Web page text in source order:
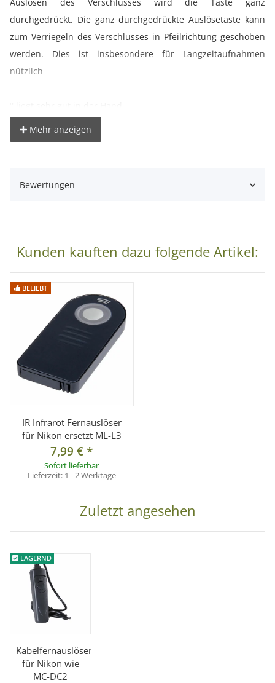
durchgedrückt. Die ganz durchgedrückte Auslösetaste kann
zum Verriegeln des Verschlusses in Pfeilrichtung geschoben
werden. Dies ist insbesondere für Langzeitaufnahmen
nützlich
° Auslösen ohne Erschütterung
° keine Batterie nötig
° Farbe: schwarz
° Gewicht: 54g
Passend für Kameras von z. B.
° für Coolpix A, D90, D600, D3100, D5000, D5100, D5200,
D7000, D7100, P7700
Mehr anzeigen
Bewertungen
Kunden kauften dazu folgende Artikel:
BELIEBT
IR Infrarot Fernauslöser
für Nikon ersetzt ML-L3
7,99 €*
Sofort lieferbar
Lieferzeit: 1 - 2 Werktage
Zuletzt angesehen
LAGERND
Kabelfernauslöser
für Nikon wie
MC-DC2